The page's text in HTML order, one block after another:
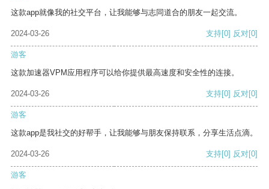
这款app就像我的社交平台，让我能够与志同道合的朋友一起交流。
2024-03-26 支持[0] 反对[0]
游客
这款加速器VPM应用程序可以给你提供最高速度和安全性的连接。
2024-03-26 支持[0] 反对[0]
游客
这款app是我社交的好帮手，让我能够与朋友保持联系，分享生活点滴。
2024-03-26 支持[0] 反对[0]
游客